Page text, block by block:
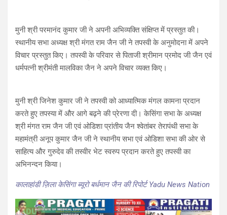
मुनी श्री परमानंद कुमार जी ने अपनी अभिव्यक्ति संक्षिप्त में प्रस्तुत की।
स्थानीय सभा अध्यक्ष श्री मंगत राम जैन जी ने तपस्वी के अनुमोदना में अपने
विचार प्रस्तुत किए। तपस्वी के परिवार से पिताजी श्रीमान प्रमोद जी जैन एवं
धर्मपत्नी श्रीमंती मालविका जैन ने अपने विचार व्यक्त किए।
मुनी श्री जिनेश कुमार जी ने तपस्वी को आध्यात्मिक मंगल कामना प्रदान
करते हुए तपस्या में और आगे बढ़ने की प्रेरणा दी। केसिंगा सभा के अध्यक्ष
श्री मंगत राम जैन जी एवं ओडिशा प्रांतीय जैन श्वेतांबर तेरापंथी सभा के
महामंत्री अनूप कुमार जैन जी ने स्थानीय सभा एवं ओडिशा सभा की ओर से
साहित्य और गुरुदेव की तस्वीर भेट स्वरुप प्रदान करते हुए तपस्वी का
अभिनन्दन किया।
कालाहांडी ज़िला केसिंगा ब्यूरो बर्धमान जैन की रिपोर्ट Yadu News Nation